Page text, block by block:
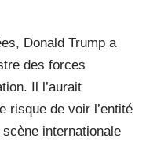
Donald Trump a
des forces
Il l’aurait
risque de voir l’entité
internationale